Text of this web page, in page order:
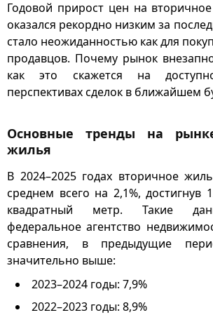
Годовой прирост цен на
оказался рекордно низким за
стало неожиданностью как для
продавцов. Почему рынок
как это скажется на
перспективах сделок в ближайшем
Основные тренды на
жилья
В 2024–2025 годах вторичное
среднем всего на 2,1%, достигнув
квадратный метр. Такие
федеральное агентство
сравнения, в предыдущие
значительно выше:
2023–2024 годы: 7,9%
2022–2023 годы: 8,9%